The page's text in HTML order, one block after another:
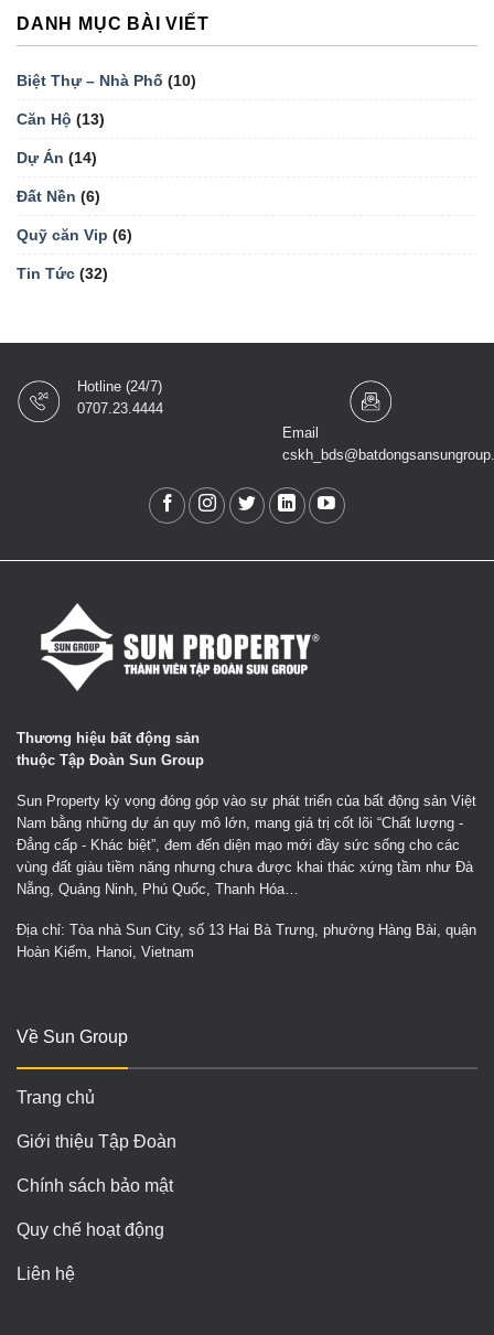
DANH MỤC BÀI VIẾT
Biệt Thự – Nhà Phố (10)
Căn Hộ (13)
Dự Án (14)
Đất Nền (6)
Quỹ căn Vip (6)
Tin Tức (32)
Hotline (24/7)
0707.23.4444
Email
Thương hiệu bất động sản
thuộc Tập Đoàn Sun Group
Sun Property kỳ vọng đóng góp vào sự phát triển của bất động sản Việt
Nam bằng những dự án quy mô lớn, mang giá trị cốt lõi “Chất lượng -
Đẳng cấp - Khác biệt”, đem đến diện mạo mới đầy sức sống cho các
vùng đất giàu tiềm năng nhưng chưa được khai thác xứng tầm như Đà
Nẵng, Quảng Ninh, Phú Quốc, Thanh Hóa…
Địa chỉ: Tòa nhà Sun City, số 13 Hai Bà Trưng, phường Hàng Bài, quận
Hoàn Kiếm, Hanoi, Vietnam
Về Sun Group
Trang chủ
Giới thiệu Tập Đoàn
Chính sách bảo mật
Quy chế hoạt động
Liên hệ